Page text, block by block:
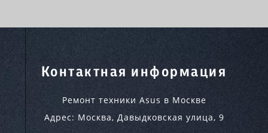
Контактная информация
Ремонт техники Asus в Москве
Адрес: Москва, Давыдковская улица, 9